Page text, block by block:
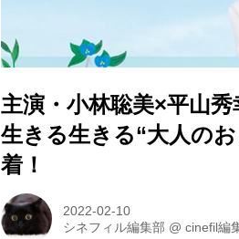
主演・小林聡美×平山
生きる生きる“大人の
着！
2022-02-10
シネフィル編集部 @cinefil編